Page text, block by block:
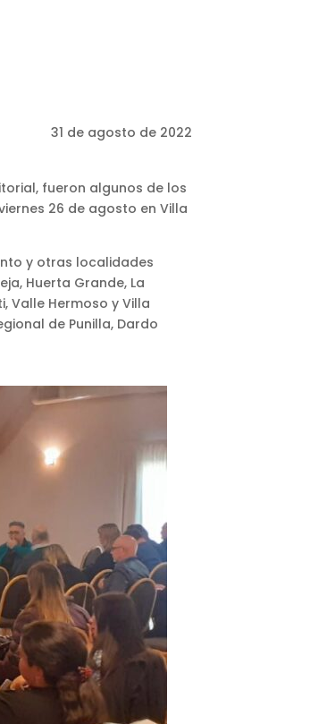
31 de agosto de 2022
fueron algunos de los
26 de agosto en Villa
y otras localidades
Huerta Grande, La
Valle Hermoso y Villa
de Punilla, Dardo